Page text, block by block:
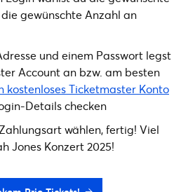
gewünschte Anzahl an
und einem Passwort legst
Account an bzw. am besten
kostenloses Ticketmaster Konto
Details checken
wählen, fertig! Viel
Jones Konzert 2025!